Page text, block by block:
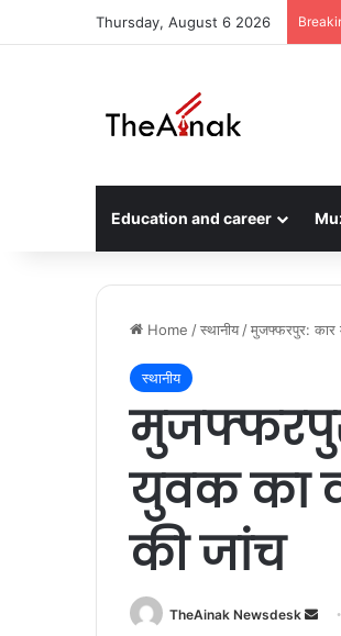
Thursday, August 6 2026
Education and career
Home /स्थानीय /मुजफ्फरपुर: कार
स्थानीय
युवक का
की जांच
TheAinak Newsdesk